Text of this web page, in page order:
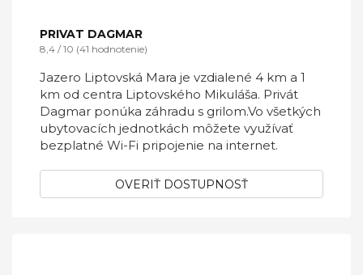
PRIVAT DAGMAR
8,4 / 10 (41 hodnotenie)
Jazero Liptovská Mara je vzdialené 4 km a 1
km od centra Liptovského Mikuláša. Privát
Dagmar ponúka záhradu s grilom.Vo všetkých
ubytovacích jednotkách môžete využívať
bezplatné Wi-Fi pripojenie na internet.
OVERIŤ DOSTUPNOSŤ